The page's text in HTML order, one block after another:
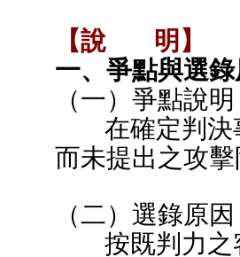
【說
明】
一、爭點與選
（一）爭點說明
在確定判
而未提出之攻
（二）選錄原因
按既判力